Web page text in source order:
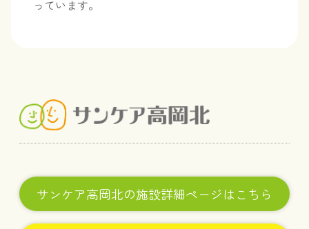
っています。
サンケア高岡北の施設詳細ページはこちら